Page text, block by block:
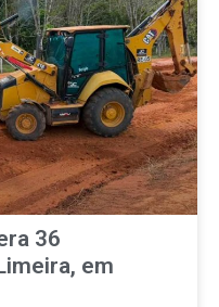
36
em